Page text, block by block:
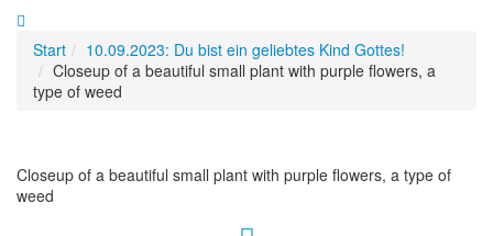
Start
10.09.2023: Du bist ein geliebtes Kind Gottes!
Closeup of a beautiful small plant with purple flowers, a
type of weed
Closeup of a beautiful small plant with purple flowers, a type of
weed